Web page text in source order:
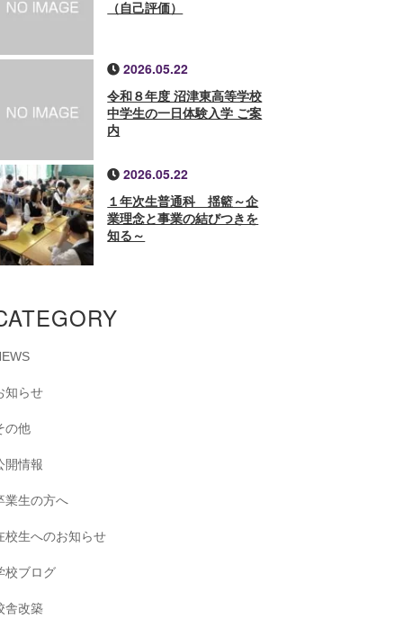
（自己評価）
2026.05.22
令和８年度 沼津東高等学校
中学生の一日体験入学 ご案
内
2026.05.22
１年次生普通科 揺籃～企
業理念と事業の結びつきを
知る～
知らせ
の他
開情報
業生の方へ
校生へのお知らせ
校ブログ
舎改築